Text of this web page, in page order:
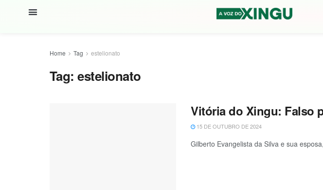
Home Tag estelionato
Tag:estelionato
Vitória do Xingu: Falso
15 DE OUTUBRO DE 2024
Gilberto Evangelista da Silva e sua